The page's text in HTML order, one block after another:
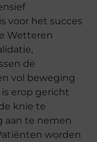
voor het succes
Wetteren
de
vol beweging
erop gericht
knie te
aan te nemen
worden